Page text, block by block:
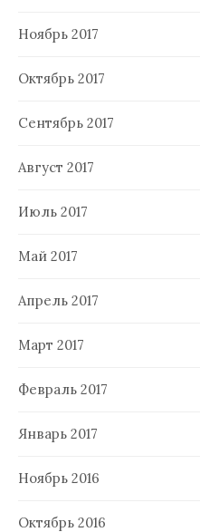
Ноябрь 2017
Октябрь 2017
Сентябрь 2017
Август 2017
Июль 2017
Май 2017
Апрель 2017
Март 2017
Февраль 2017
Январь 2017
Ноябрь 2016
Октябрь 2016